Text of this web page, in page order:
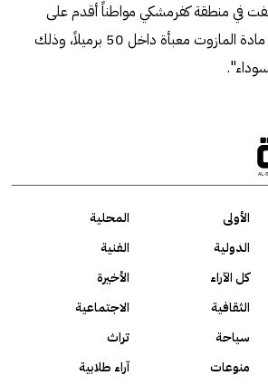
في منطقة كفرمشكي مواطناً أقدم على
تخزين 10000 ليتر من مادة المازوت معبأة داخل 50 برميلاً، وذلك
الأولى
المحلية
الدولية
الفنية
كل الآراء
الأخيرة
الثقافية
الاجتماعية
سياحة
تراث
منوعات آراء طلابية